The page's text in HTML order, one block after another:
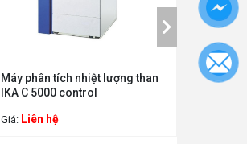
Máy phân tích nhiệt lượng than
IKA C 5000 control
Giá: Liên hệ
Máy đo